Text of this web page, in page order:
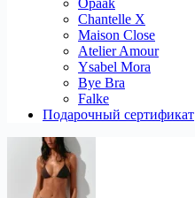
Opaak
Chantelle X
Maison Close
Atelier Amour
Ysabel Mora
Bye Bra
Falke
Подарочный сертификат